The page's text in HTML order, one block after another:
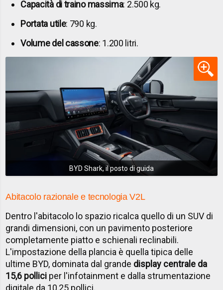
Capacità di traino massima: 2.500 kg.
Portata utile: 790 kg.
Volume del cassone: 1.200 litri.
BYD Shark, il posto di guida
Abitacolo razionale e tecnologia V2L
Dentro l'abitacolo lo spazio ricalca quello di un SUV di
grandi dimensioni, con un pavimento posteriore
completamente piatto e schienali reclinabili.
L'impostazione della plancia è quella tipica delle
ultime BYD, dominata dal grande display centrale da
15,6 pollici per l'infotainment e dalla strumentazione
digitale da 10,25 pollici.